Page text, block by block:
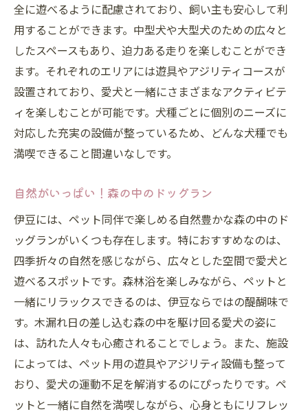
全に遊べるように配慮されており、飼い主も安心して利
用することができます。中型犬や大型犬のための広々と
したスペースもあり、迫力ある走りを楽しむことができ
ます。それぞれのエリアには遊具やアジリティコースが
設置されており、愛犬と一緒にさまざまなアクティビテ
ィを楽しむことが可能です。犬種ごとに個別のニーズに
対応した充実の設備が整っているため、どんな犬種でも
満喫できること間違いなしです。
自然がいっぱい！森の中のドッグラン
伊豆には、ペット同伴で楽しめる自然豊かな森の中のド
ッグランがいくつも存在します。特におすすめなのは、
四季折々の自然を感じながら、広々とした空間で愛犬と
遊べるスポットです。森林浴を楽しみながら、ペットと
一緒にリラックスできるのは、伊豆ならではの醍醐味で
す。木漏れ日の差し込む森の中を駆け回る愛犬の姿に
は、訪れた人々も心癒されることでしょう。また、施設
によっては、ペット用の遊具やアジリティ設備も整って
おり、愛犬の運動不足を解消するのにぴったりです。ペ
ットと一緒に自然を満喫しながら、心身ともにリフレッ